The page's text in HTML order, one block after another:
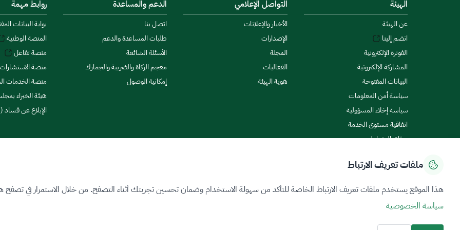
الهيئة
عن الهيئة
انضم إلينا
الفوترة الإلكترونية
المشاركة الإلكترونية
البيانات المفتوحة
سياسة أمن المعلومات
سياسة إخلاء المسؤولية
اتفاقية مستوى الخدمة
ميثاق المتعاملين
التواصل الإعلامي
الأخبار والإعلانات
الإصدارات
المجلة
الفعاليات
هوية الهيئة
الدعم والمساعدة
اتصل بنا
طلبات المساعدة والدعم
الأسئلة الشائعة
معجم الزكاة والضريبة والجمارك
إمكانية الوصول
روابط مهمة
بوابة البيانات
المنصة الوطنية
منصة تفاعل
منصة
منصة الخدمات
هيئة الخبراء
الإبلاغ عن فساد
جميع الحقوق محفوظة 2026 © ZATCA.GOV.SA
ملفات تعريف الارتباط
هذا الموقع يستخدم ملفات تعريف الارتباط الخاصة للتأكد من سهولة الاستخدام وضمان تحسين تجربتك أثناء التصفح. من خلال الاستمرار في تصفح
سياسة الخصوصية